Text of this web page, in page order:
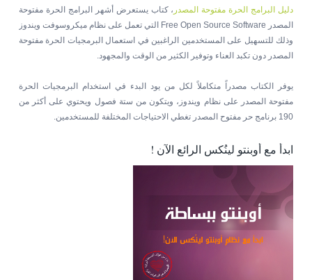
دليل البرامج الحرة مفتوحة المصدر ، كتاب يستعرض أشهر البرامج الحرة مفتوحة
المصدر Free Open Source Software التي تعمل على نظام ميكروسوفت ويندوز
وذلك للتسهيل على المستخدمين الراغبين في استعمال البرمجيات الحرة مفتوحة
المصدر دون تكبد العناء وتوفير الكثير من الوقت والمجهود.
يوفر الكتاب مصدراً متكاملاً لكل من يود البدء في استخدام البرمجيات الحرة
مفتوحة المصدر على نظام ويندوز، ويتكون من ستة فصول ويحتوي على أكثر من
190 برنامج حر مفتوح المصدر تغطي الاحتياجات المختلفة للمستخدمين.
ابدأ مع أوبنتو لينُكس الرائع الآن !